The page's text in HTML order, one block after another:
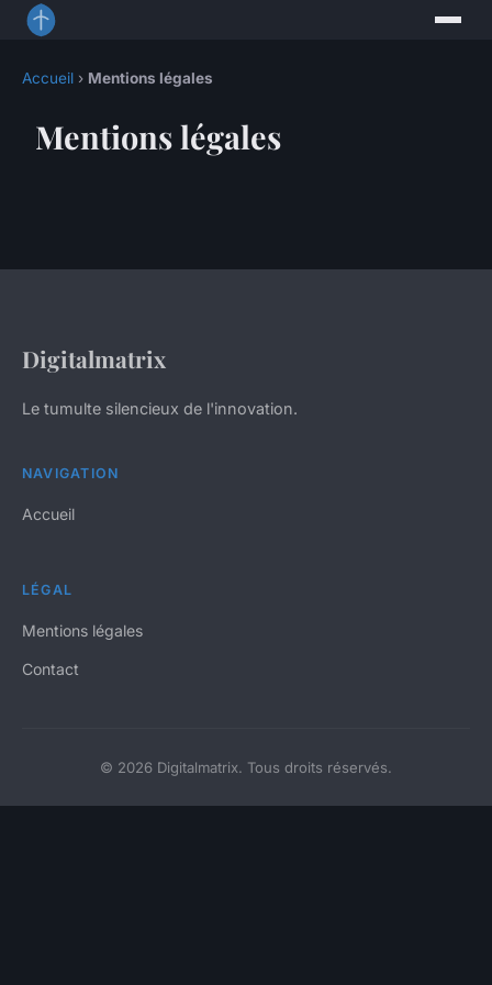
Accueil › Mentions légales
Mentions légales
Digitalmatrix
Le tumulte silencieux de l'innovation.
NAVIGATION
Accueil
LÉGAL
Mentions légales
Contact
© 2026 Digitalmatrix. Tous droits réservés.